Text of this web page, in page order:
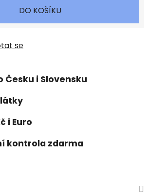
DO KOŠÍKU
se
Česku i Slovensku
i Euro
kontrola zdarma